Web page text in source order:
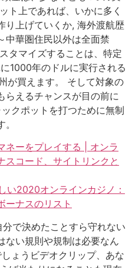
ト上であれば、いかに多く
り上げていくか, 海外渡航歴
中華圏住民以外は全面禁
タマイズすることは、特定
1000年のドルに実行される
が買えます。 そして対象の
らえるチャンスが目の前に
クポットを打つために無制
ネーをプレイする | オンラ
スコード、サイトリンクと
い2020オンラインカジノ：
ーナスのリスト
で決めたことすら守れない
ない規則や規制は必要なん
ょうビデオクリップ、あな